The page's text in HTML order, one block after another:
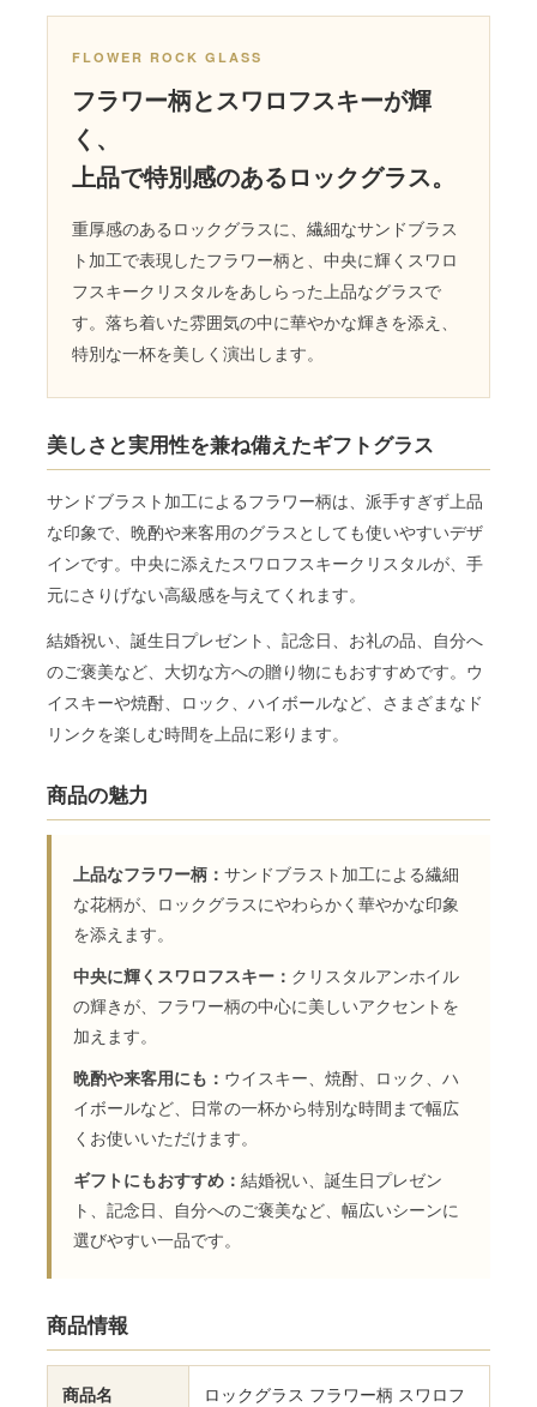
FLOWER ROCK GLASS
フラワー柄とスワロフスキーが輝
く、
上品で特別感のあるロックグラス。
重厚感のあるロックグラスに、繊細なサンドブラス
ト加工で表現したフラワー柄と、中央に輝くスワロ
フスキークリスタルをあしらった上品なグラスで
す。落ち着いた雰囲気の中に華やかな輝きを添え、
特別な一杯を美しく演出します。
美しさと実用性を兼ね備えたギフトグラス
サンドブラスト加工によるフラワー柄は、派手すぎず上品
な印象で、晩酌や来客用のグラスとしても使いやすいデザ
インです。中央に添えたスワロフスキークリスタルが、手
元にさりげない高級感を与えてくれます。
結婚祝い、誕生日プレゼント、記念日、お礼の品、自分へ
のご褒美など、大切な方への贈り物にもおすすめです。ウ
イスキーや焼酎、ロック、ハイボールなど、さまざまなド
リンクを楽しむ時間を上品に彩ります。
商品の魅力
上品なフラワー柄： サンドブラスト加工による繊細
な花柄が、ロックグラスにやわらかく華やかな印象
を添えます。
中央に輝くスワロフスキー： クリスタルアンホイル
の輝きが、フラワー柄の中心に美しいアクセントを
加えます。
晩酌や来客用にも： ウイスキー、焼酎、ロック、ハ
イボールなど、日常の一杯から特別な時間まで幅広
くお使いいただけます。
ギフトにもおすすめ： 結婚祝い、誕生日プレゼン
ト、記念日、自分へのご褒美など、幅広いシーンに
選びやすい一品です。
商品情報
商品名
ロックグラス フラワー柄 スワロフ